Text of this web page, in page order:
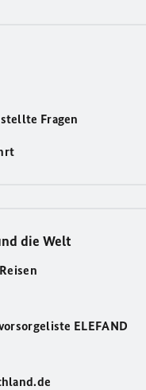
Fragen
die Welt
ELEFAND